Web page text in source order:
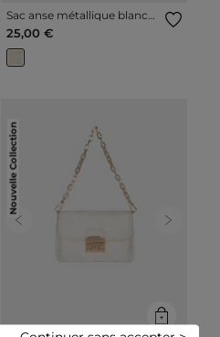
Sac anse métallique blanc
femme
25,00 €
Nouvelle Collection
Previous Next